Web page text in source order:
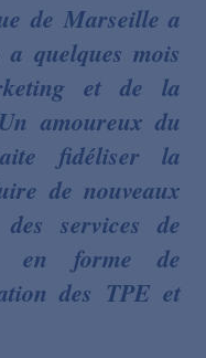
de Marseille a
quelques mois
et de la
amoureux du
fidéliser la
de nouveaux
services de
en forme de
des TPE et